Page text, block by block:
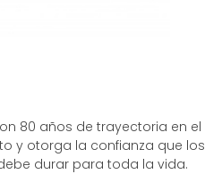
80 años de trayectoria en el
y otorga la confianza que los
durar para toda la vida.